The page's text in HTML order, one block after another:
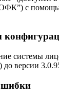
с
системы
версии